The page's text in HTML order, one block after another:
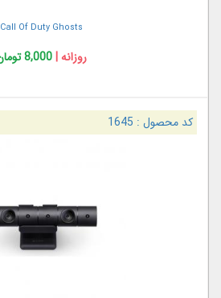
Call Of Duty Ghosts
روزانه |8,000 تومان
کد محصول : 1645